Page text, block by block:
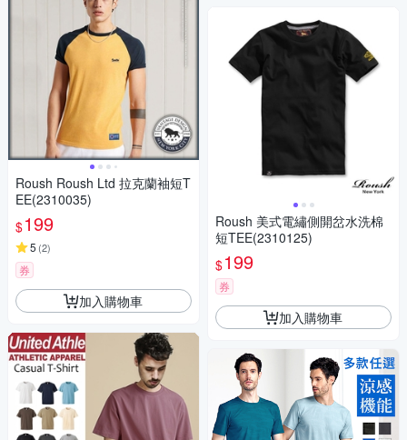
Roush Roush Ltd 拉克蘭袖短T
EE(2310035)
$199
5 (2)
券
加入購物車
Roush 美式電繡側開岔水洗棉
短TEE(2310125)
$199
券
加入購物車